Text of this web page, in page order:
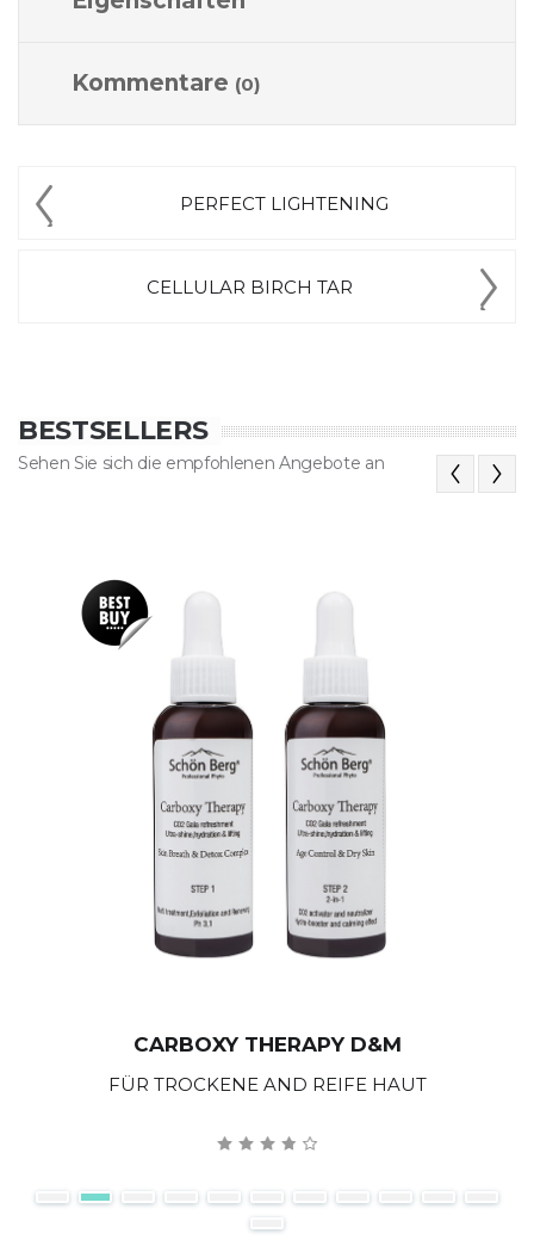
Kommentare (0)
PERFECT LIGHTENING
CELLULAR BIRCH TAR
BESTSELLERS
Sehen Sie sich die empfohlenen Angebote an Previous
CARBOXY THERAPY D&M
FÜR TROCKENE AND REIFE HAUT
Next